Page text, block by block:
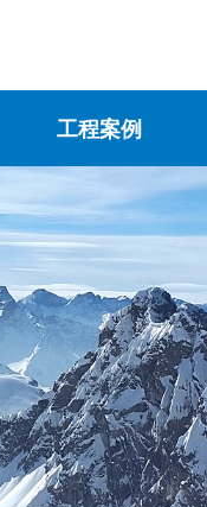
工程案例